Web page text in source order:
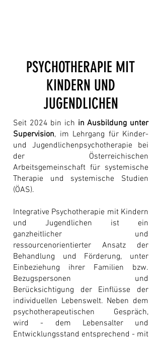
PSYCHOTHERAPIE MIT
KINDERN UND
JUGENDLICHEN
Seit 2024 bin ich in Ausbildung unter
Supervision, im Lehrgang für Kinder-
und Jugendlichenpsychotherapie bei
der Österreichischen
Arbeitsgemeinschaft für systemische
Therapie und systemische Studien
(ÖAS).
Integrative Psychotherapie mit Kindern
und Jugendlichen ist ein
ganzheitlicher und
ressourcenorientierter Ansatz der
Behandlung und Förderung, unter
Einbeziehung ihrer Familien bzw.
Bezugspersonen und
Berücksichtigung der Einflüsse der
individuellen Lebenswelt. Neben dem
psychotherapeutischen Gespräch,
wird - dem Lebensalter und
Entwicklungsstand entsprechend - mit